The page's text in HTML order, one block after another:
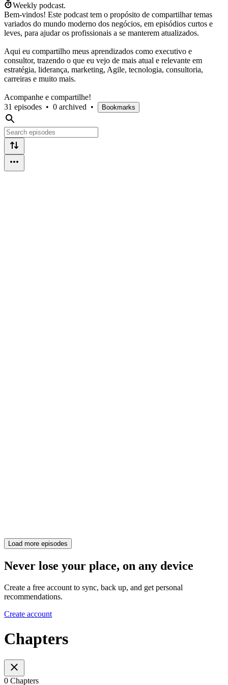
Weekly podcast.
Bem-vindos! Este podcast tem o propósito de compartilhar temas
variados do mundo moderno dos negócios, em episódios curtos e
leves, para ajudar os profissionais a se manterem atualizados.
Aqui eu compartilho meus aprendizados como executivo e
consultor, trazendo o que eu vejo de mais atual e relevante em
estratégia, liderança, marketing, Agile, tecnologia, consultoria,
carreiras e muito mais.
Acompanhe e compartilhe!
31 episodes • 0 archived • Bookmarks
Load more episodes
Never lose your place, on any device
Create a free account to sync, back up, and get personal
recommendations.
Create account
Chapters
0 Chapters